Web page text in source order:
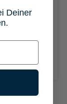
schwarz
Deiner